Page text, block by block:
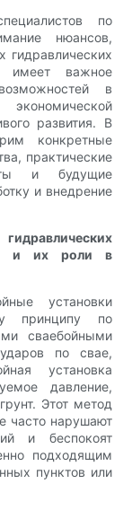
по
нюансов,
гидравлических
имеет важное
в
развития. В
конкретные
практические
и будущие
и внедрение
и их роли в
установки
принципу по
сваебойными
по свае,
установка
давление,
Этот метод
часто нарушают
и беспокоят
подходящим
пунктов или